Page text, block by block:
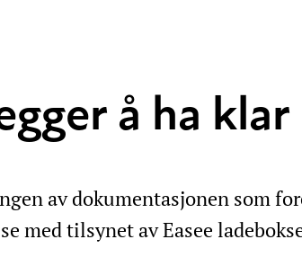
å ha
av dokumentasjonen som
med tilsynet av Easee